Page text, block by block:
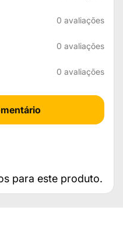
para este produto.
0 avaliações
0 avaliações
0 avaliações